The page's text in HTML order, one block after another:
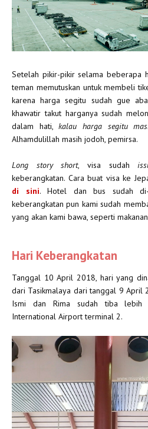
Setelah pikir-pikir selama beberapa
teman memutuskan untuk membeli
karena harga segitu sudah gue
khawatir takut harganya sudah
dalam hati,kalau harga segitu
Alhamdulillah masih jodoh, pemirsa.
Long story short, visa sudah
keberangkatan. Cara buat visa ke
di sini. Hotel dan bus sudah di-
keberangkatan pun kami sudah
yang akan kami bawa, seperti
Hari Keberangkatan
Tanggal 10 April 2018, hari yang
dari Tasikmalaya dari tanggal 9 April
Ismi dan Rima sudah tiba lebih
International Airport terminal 2.